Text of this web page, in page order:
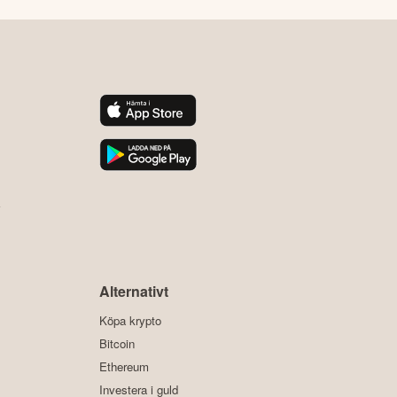
Alternativt
Köpa krypto
Bitcoin
Ethereum
Investera i guld